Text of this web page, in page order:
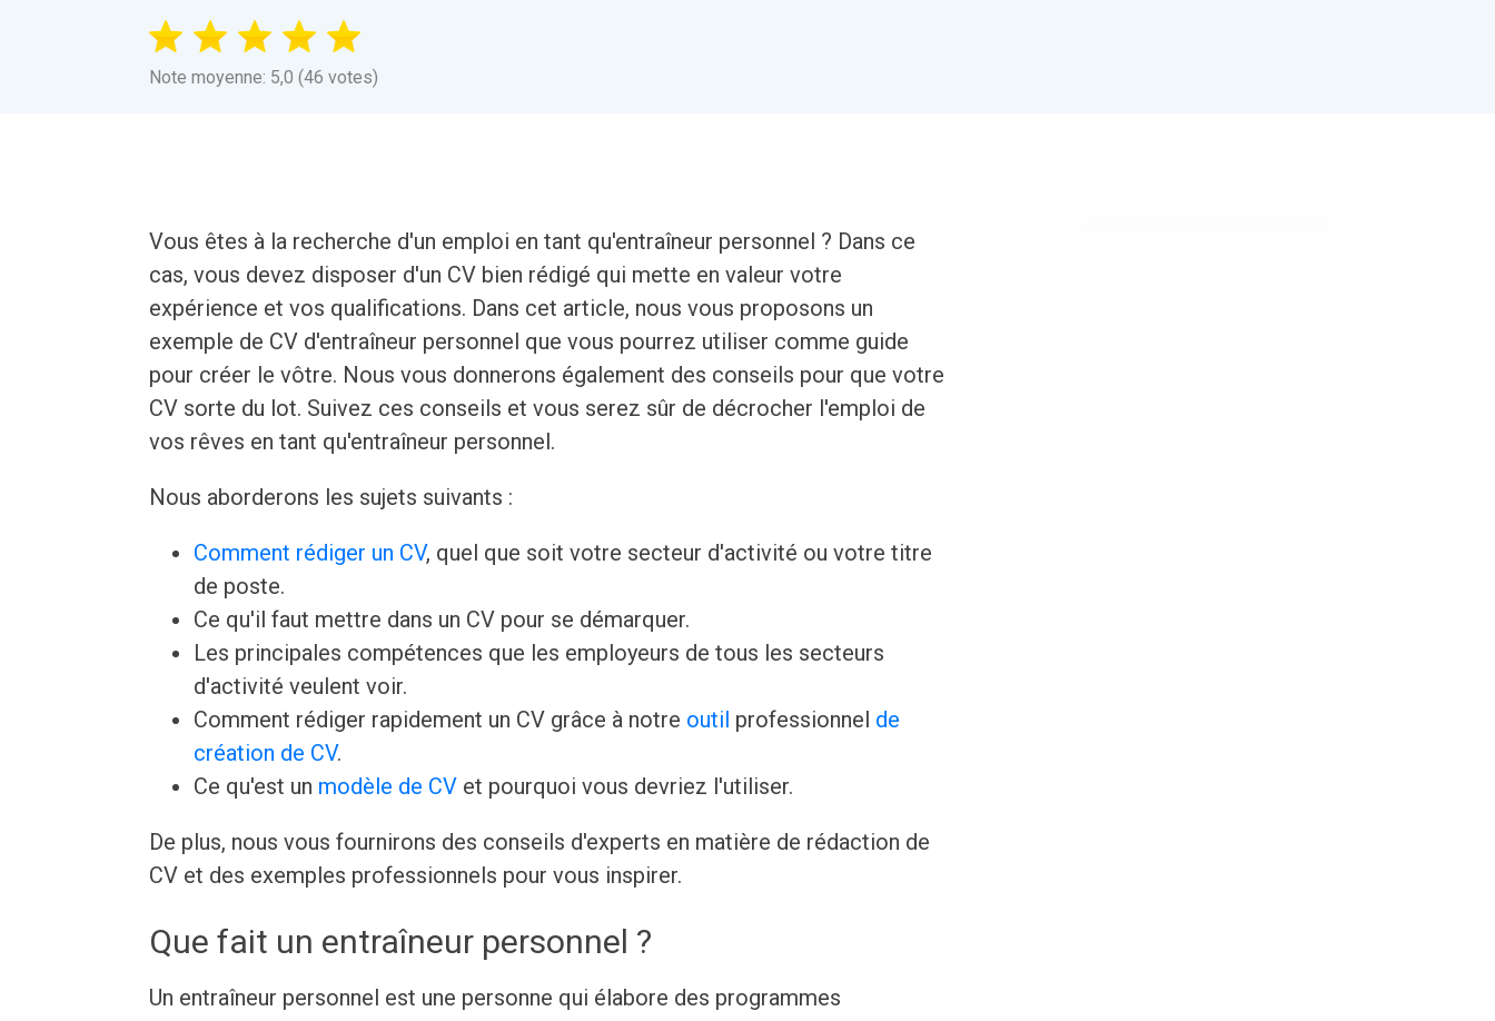
Note moyenne: 5,0 (46 votes)
Vous êtes à la recherche d'un emploi en tant qu'entraîneur personnel ? Dans ce
cas, vous devez disposer d'un CV bien rédigé qui mette en valeur votre
expérience et vos qualifications. Dans cet article, nous vous proposons un
exemple de CV d'entraîneur personnel que vous pourrez utiliser comme guide
pour créer le vôtre. Nous vous donnerons également des conseils pour que votre
CV sorte du lot. Suivez ces conseils et vous serez sûr de décrocher l'emploi de
vos rêves en tant qu'entraîneur personnel.
Nous aborderons les sujets suivants :
Comment rédiger un CV, quel que soit votre secteur d'activité ou votre titre
de poste.
Ce qu'il faut mettre dans un CV pour se démarquer.
Les principales compétences que les employeurs de tous les secteurs
d'activité veulent voir.
Comment rédiger rapidement un CV grâce à notre outil professionnel de
création de CV.
Ce qu'est un modèle de CV et pourquoi vous devriez l'utiliser.
De plus, nous vous fournirons des conseils d'experts en matière de rédaction de
CV et des exemples professionnels pour vous inspirer.
Que fait un entraîneur personnel ?
Un entraîneur personnel est une personne qui élabore des programmes